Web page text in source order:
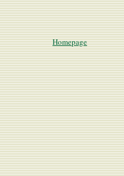
Homepage